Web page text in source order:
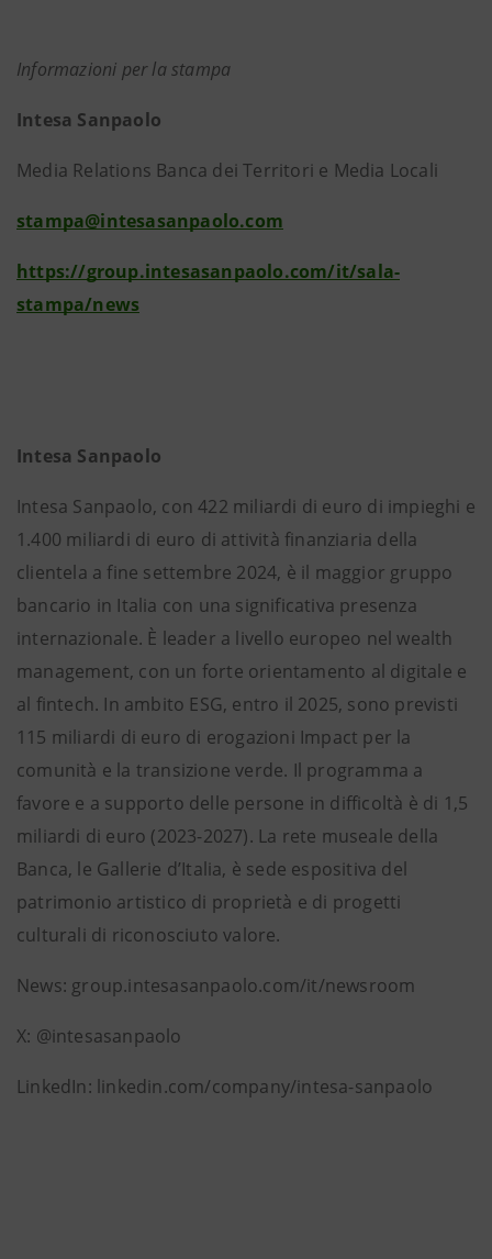
Informazioni per la stampa
Intesa Sanpaolo
Media Relations Banca dei Territori e Media Locali
stampa@intesasanpaolo.com
https://group.intesasanpaolo.com/it/sala-
stampa/news
Intesa Sanpaolo
Intesa Sanpaolo, con 422 miliardi di euro di impieghi e
1.400 miliardi di euro di attività finanziaria della
clientela a fine settembre 2024, è il maggior gruppo
bancario in Italia con una significativa presenza
internazionale. È leader a livello europeo nel wealth
management, con un forte orientamento al digitale e
al fintech. In ambito ESG, entro il 2025, sono previsti
115 miliardi di euro di erogazioni Impact per la
comunità e la transizione verde. Il programma a
favore e a supporto delle persone in difficoltà è di 1,5
miliardi di euro (2023-2027). La rete museale della
Banca, le Gallerie d’Italia, è sede espositiva del
patrimonio artistico di proprietà e di progetti
culturali di riconosciuto valore.
News: group.intesasanpaolo.com/it/newsroom
X: @intesasanpaolo
LinkedIn: linkedin.com/company/intesa-sanpaolo